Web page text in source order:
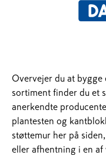
Overvejer du at bygge
sortiment finder du et
anerkendte
plantesten og
støttemur her på
eller afhentning i en af